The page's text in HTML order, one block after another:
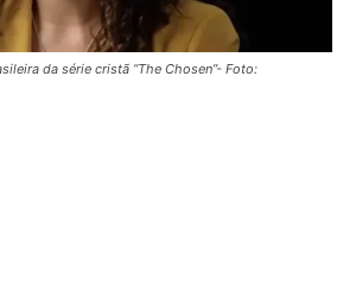
da série cristã “The Chosen”- Foto: